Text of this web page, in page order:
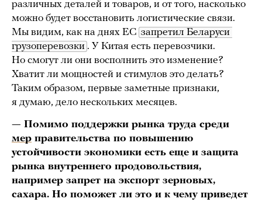
различных деталей и товаров, и от того, насколько
можно будет восстановить логистические связи.
Мы видим, как на днях ЕС запретил Беларуси
грузоперевозки . У Китая есть перевозчики.
Но смогут ли они восполнить это изменение?
Хватит ли мощностей и стимулов это делать?
Таким образом, первые заметные признаки,
я думаю, дело нескольких месяцев.
— Помимо поддержки рынка труда среди
мер правительства по повышению
устойчивости экономики есть еще и защита
рынка внутреннего продовольствия,
например запрет на экспорт зерновых,
сахара. Но поможет ли это и к чему приведет